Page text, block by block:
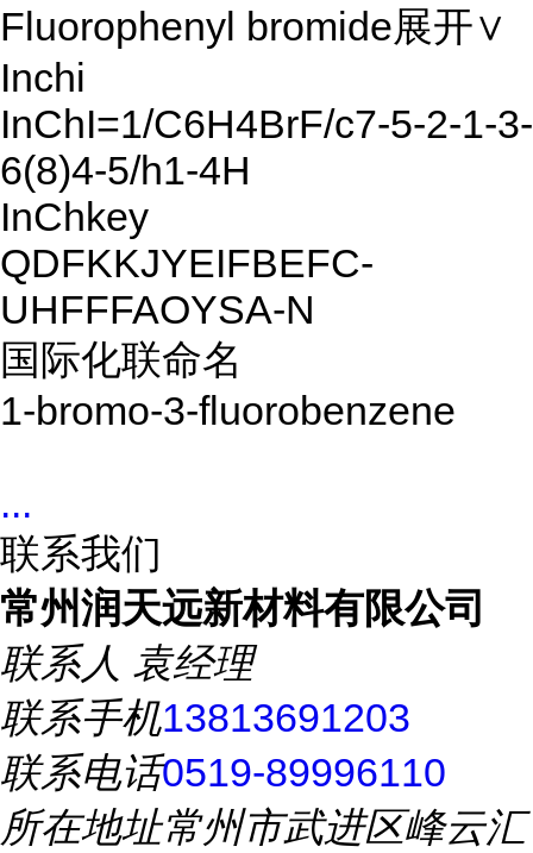
Fluorophenyl bromide展开∨
Inchi
InChI=1/C6H4BrF/c7-5-2-1-3-
6(8)4-5/h1-4H
InChkey
QDFKKJYEIFBEFC-
UHFFFAOYSA-N
国际化联命名
1-bromo-3-fluorobenzene
...
联系我们
常州润天远新材料有限公司
联系人 袁经理
联系手机13813691203
联系电话0519-89996110
所在地址常州市武进区峰云汇